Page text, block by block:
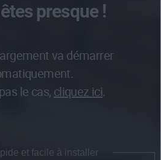
presque !
va démarrer
le cas, cliquez ici.
et facile à installer